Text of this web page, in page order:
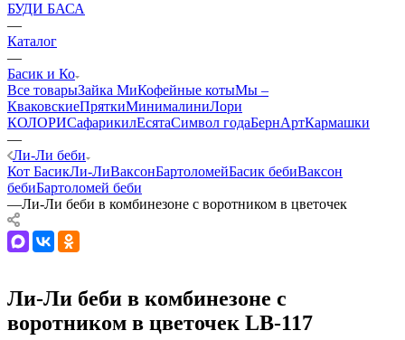
БУДИ БАСА
—
Каталог
—
Басик и Ко
Все товарыЗайка МиКофейные котыМы –
КваковскиеПряткиМинималиниЛори
КОЛОРИСафарикилЕсятаСимвол годаБернАртКармашки
—
Ли-Ли беби
Кот БасикЛи-ЛиВаксонБартоломейБасик бебиВаксон
бебиБартоломей беби
—Ли-Ли беби в комбинезоне с воротником в цветочек
Ли-Ли беби в комбинезоне с
воротником в цветочек LB-117